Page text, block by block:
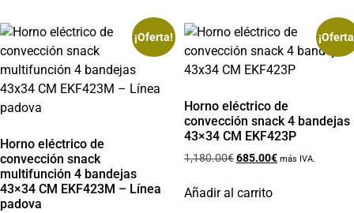
¡Oferta!
Horno eléctrico de
convección snack
multifunción 4 bandejas
43×34 CM EKF423M – Línea
padova
Horno eléctrico de
convección snack 4 bandejas
43×34 CM EKF423P
1,180.00€685.00€ más IVA.
Añadir al carrito